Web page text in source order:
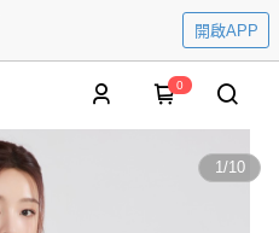
開啟APP
0
1/10